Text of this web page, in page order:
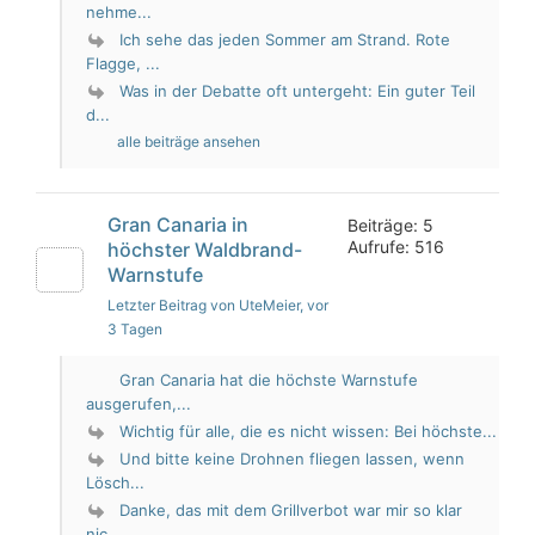
nehme...
Ich sehe das jeden Sommer am Strand. Rote
Flagge, ...
Was in der Debatte oft untergeht: Ein guter Teil
d...
alle beiträge ansehen
Gran Canaria in
höchster Waldbrand-
Warnstufe
Letzter Beitrag von UteMeier, vor
3 Tagen
Beiträge: 5
Aufrufe: 516
Gran Canaria hat die höchste Warnstufe
ausgerufen,...
Wichtig für alle, die es nicht wissen: Bei höchste...
Und bitte keine Drohnen fliegen lassen, wenn
Lösch...
Danke, das mit dem Grillverbot war mir so klar